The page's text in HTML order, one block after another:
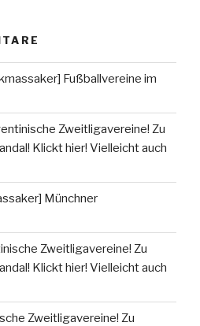
Fußballvereine im
Zweitligavereine! Zu
Klickt hier! Vielleicht auch
Münchner
Zweitligavereine! Zu
Klickt hier! Vielleicht auch
Zweitligavereine! Zu